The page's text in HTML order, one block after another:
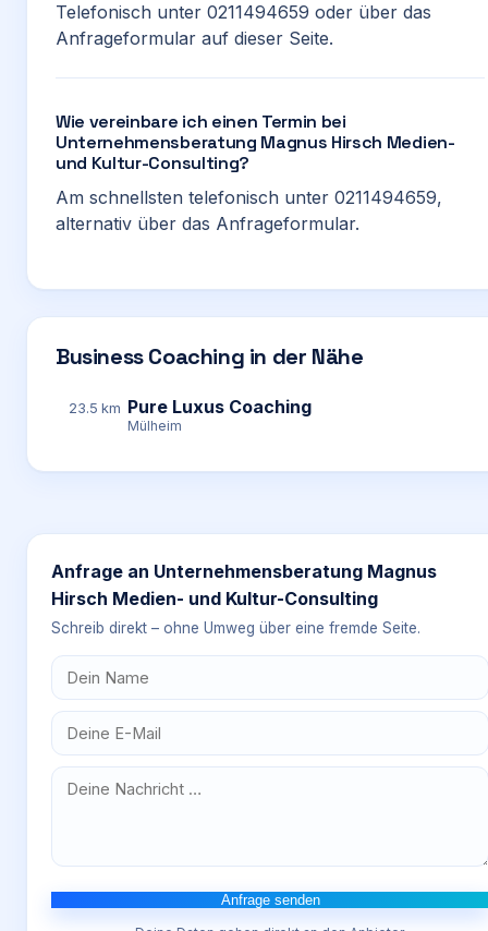
Telefonisch unter 0211494659 oder über das
Anfrageformular auf dieser Seite.
Wie vereinbare ich einen Termin bei
Unternehmensberatung Magnus Hirsch Medien-
und Kultur-Consulting?
Am schnellsten telefonisch unter 0211494659,
alternativ über das Anfrageformular.
Business Coaching in der Nähe
23.5 km Pure Luxus Coaching
Mülheim
Anfrage an Unternehmensberatung Magnus
Hirsch Medien- und Kultur-Consulting
Schreib direkt – ohne Umweg über eine fremde Seite.
Anfrage senden